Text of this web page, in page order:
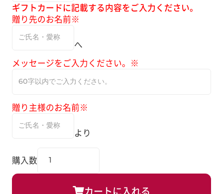
ギフトカードに記載する内容をご入力ください。
贈り先のお名前※
へ
メッセージをご入力ください。※
贈り主様のお名前※
より
購入数